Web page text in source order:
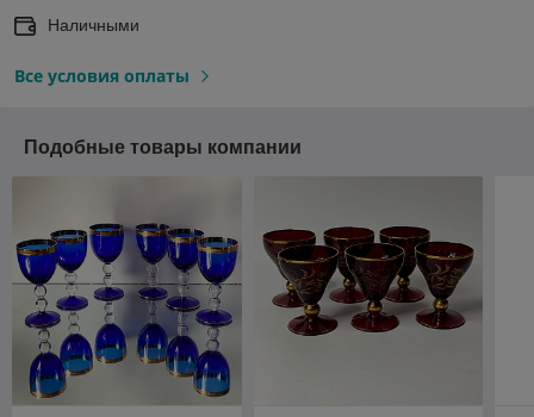
Наличными
Все условия оплаты
Подобные товары компании